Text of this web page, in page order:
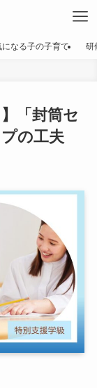
になる子の子育て 研
「封筒セ
の工夫